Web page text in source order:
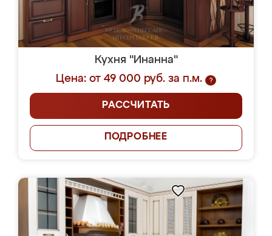
Кухня "Инанна"
Цена: от 49 000 руб. за п.м.
?
РАССЧИТАТЬ
ПОДРОБНЕЕ